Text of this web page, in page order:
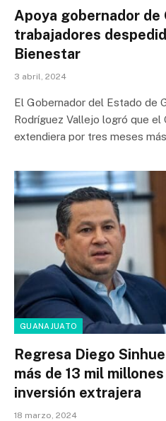
Apoya gobernador de
trabajadores
Bienestar
3 abril, 2024
El Gobernador del Estado de
Rodríguez Vallejo logró que el
extendiera por tres meses
GUANAJUATO
Regresa Diego
más de 13 mil
inversión extrajera
18 marzo, 2024